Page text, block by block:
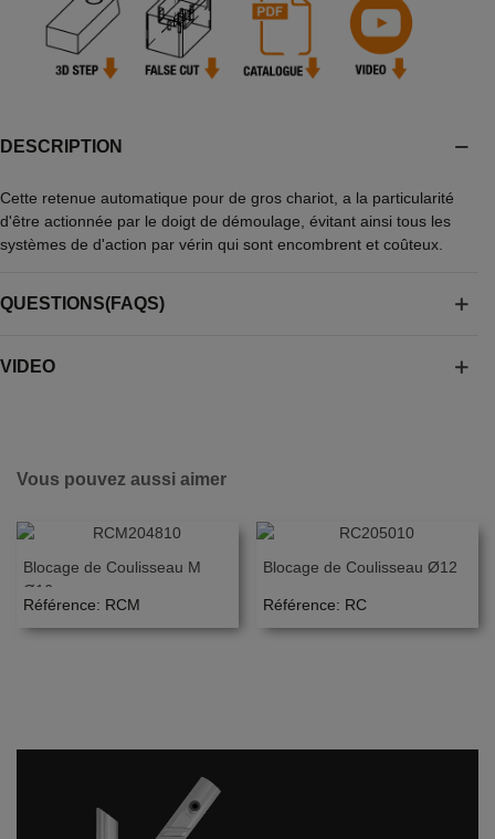
DESCRIPTION
Cette retenue automatique pour de gros chariot, a la particularité
d'être actionnée par le doigt de démoulage, évitant ainsi tous les
systèmes de d'action par vérin qui sont encombrent et coûteux.
QUESTIONS(FAQS)
VIDEO
Vous pouvez aussi aimer
Blocage de Coulisseau M
Ø16
Référence: RCM
Blocage de Coulisseau Ø12
Référence: RC